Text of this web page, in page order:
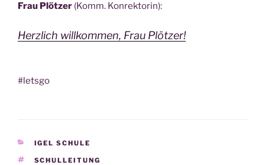
Frau Plöt­zer (Komm. Konrektorin):
Herz­lich will­kom­men, Frau Plötzer!
#lets­go
KATEGORIEN
IGEL SCHULE
SCHLAGWÖRTER
SCHULLEITUNG